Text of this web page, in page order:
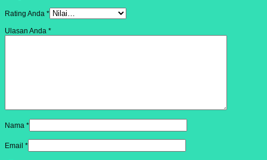
Rating Anda *
Ulasan Anda *
Nama *
Email *